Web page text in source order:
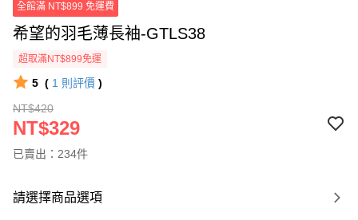
全館滿 NT$899 免運費
希望的羽毛薄長袖-GTLS38
超取滿NT$899免運
5 ( 1 則評價 )
NT$420
NT$329
已賣出：234件
請選擇商品選項